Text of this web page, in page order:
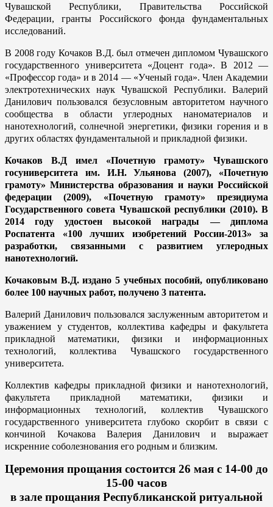
Чувашской Республики, Правительства Российской
Федерации, гранты Российского фонда фундаментальных
исследований.
В 2008 году Кочаков В.Д. был отмечен дипломом Чувашского
государственного университета «Доцент года». В 2012 —
«Профессор года» и в 2014 — «Ученый года». Член Академии
электротехнических наук Чувашской Республики. Валерий
Данилович пользовался безусловным авторитетом научного
сообщества в области углеродных наноматериалов и
нанотехнологий, солнечной энергетики, физики горения и в
других областях фундаментальной и прикладной физики.
Кочаков В.Д имел «Почетную грамоту» Чувашского
госуниверситета им. И.Н. Ульянова (2007), «Почетную
грамоту» Министерства образования и науки Российской
федерации (2009), «Почетную грамоту» президиума
Государственного совета Чувашской республики (2010). В
2014 году удостоен высокой награды — диплома
Роспатента «100 лучших изобретений России-2013» за
разработки, связанными с развитием углеродных
нанотехнологий.
Кочаковым В.Д. издано 5 учебных пособий, опубликовано
более 100 научных работ, получено 3 патента.
Валерий Данилович пользовался заслуженным авторитетом и
уважением у студентов, коллектива кафедры и факультета
прикладной математики, физики и информационных
технологий, коллектива Чувашского государственного
университета.
Коллектив кафедры прикладной физики и нанотехнологий,
факультета прикладной математики, физики и
информационных технологий, коллектив Чувашского
государственного университета глубоко скорбит в связи с
кончиной Кочакова Валерия Данилович и выражает
искренние соболезнования его родным и близким.
Церемония прощания состоится 26 мая с 14-00 до
15-00 часов
в зале прощания Республиканской ритуальной